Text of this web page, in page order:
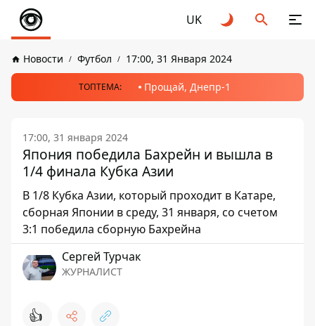
UK
Новости Футбол 17:00, 31 Января 2024
ТОПТЕМА: Прощай, Днепр-1
17:00, 31 января 2024
Япония победила Бахрейн и вышла в
1/4 финала Кубка Азии
В 1/8 Кубка Азии, который проходит в Катаре,
сборная Японии в среду, 31 января, со счетом
3:1 победила сборную Бахрейна
Сергей Турчак
ЖУРНАЛИСТ
👍